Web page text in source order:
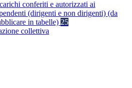
conferiti e autorizzati ai
(dirigenti e non dirigenti) (da
in tabelle) 25
collettiva